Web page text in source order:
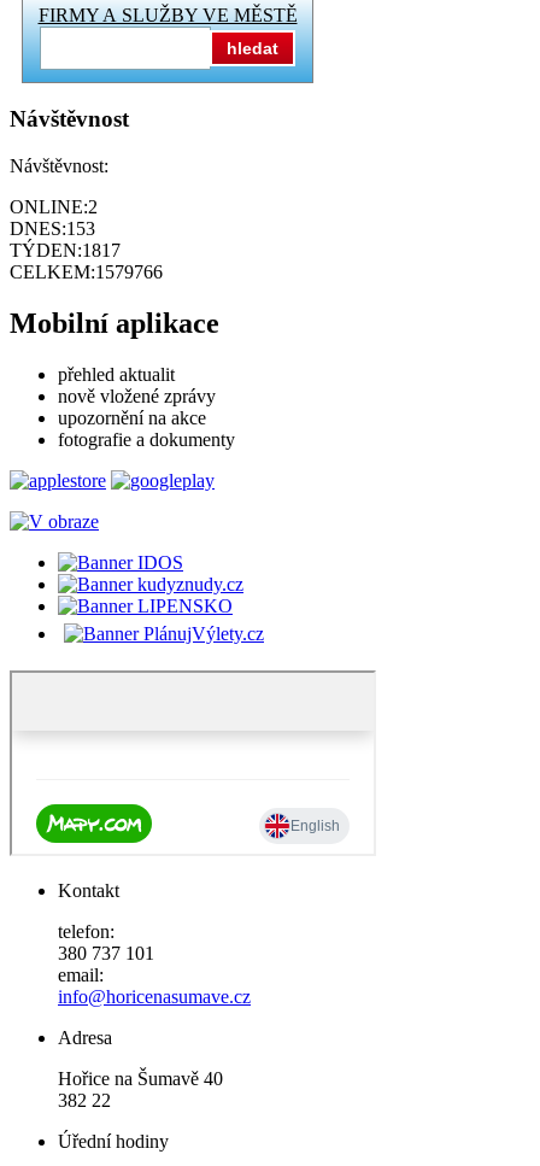
FIRMY A SLUŽBY VE MĚSTĚ
hledat
Návštěvnost
Návštěvnost:
ONLINE:2
DNES:153
TÝDEN:1817
CELKEM:1579766
Mobilní aplikace
přehled aktualit
nově vložené zprávy
upozornění na akce
fotografie a dokumenty
Kontakt
telefon:
380 737 101
email:
info@horicenasumave.cz
Adresa
Hořice na Šumavě 40
382 22
Úřední hodiny